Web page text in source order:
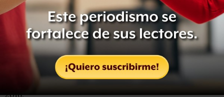
Esta no es la primera vez que la Segunda Sala de Corte se
pronuncia sobre el tope de pensiones, ya hubo una en
2010 y otra en 2016.
“El salario promedio para cuantificar laspensiones
de
invalidez, vejez y cesantía en edad avanzada no puede
rebasar el tope de 10 veces el salario mínimo vigente para
el Distrito Federal”, señaló en en 2010 la Corte, y luego en
2016.